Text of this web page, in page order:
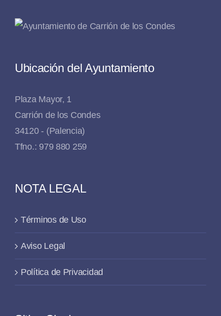
Ubicación del Ayuntamiento
Plaza Mayor, 1
Carrión de los Condes
34120 - (Palencia)
Tfno.: 979 880 259
NOTA LEGAL
Términos de Uso
Aviso Legal
Política de Privacidad